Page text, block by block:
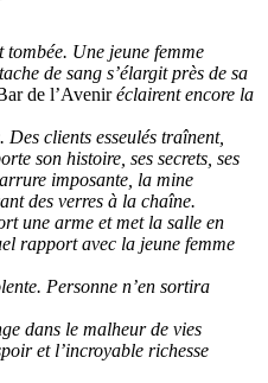
Une jeune femme
de sang s’élargit près de sa
de l’Aveniréclairent encore la
Des clients esseulés traînent,
son histoire, ses secrets, ses
imposante, la mine
des verres à la chaîne.
une arme et met la salle en
rapport avec la jeune femme
Personne n’en sortira
dans le malheur de vies
et l’incroyable richesse